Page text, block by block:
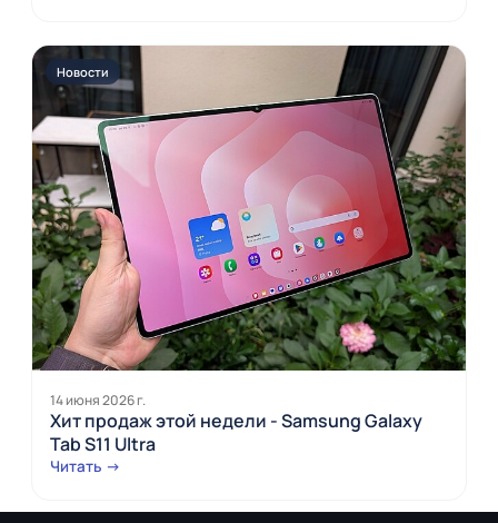
Новости
14 июня 2026 г.
Хит продаж этой недели - Samsung Galaxy
Tab S11 Ultra
Читать →